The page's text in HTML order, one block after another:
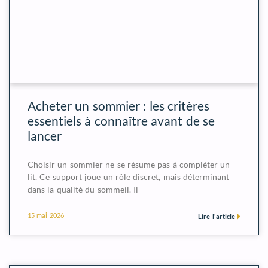
Acheter un sommier : les critères
essentiels à connaître avant de se
lancer
Choisir un sommier ne se résume pas à compléter un
lit. Ce support joue un rôle discret, mais déterminant
dans la qualité du sommeil. Il
Lire l'article
15 mai 2026